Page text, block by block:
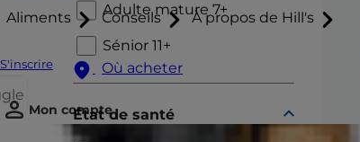
Aliments Conseils À propos de Hill's
S'inscrire
Où acheter
Mon compte
Adulte mature 7+
Sénior 11+
État de santé